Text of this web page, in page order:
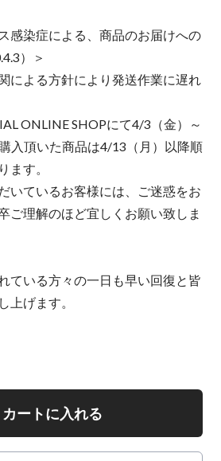
感染症による、商品のお届けへの
）＞
による方針により発送作業に遅れ
ONLINE SHOPにて4/3（金）～
入頂いた商品は4/13（月）以降順
ます。
いているお客様には、ご迷惑をお
ご理解のほど宜しくお願い致しま
ている方々の一日も早い回復と皆
上げます。
カートに入れる